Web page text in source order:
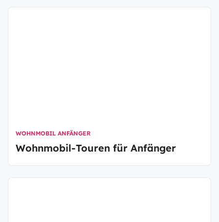
WOHNMOBIL ANFÄNGER
Wohnmobil-Touren für Anfänger